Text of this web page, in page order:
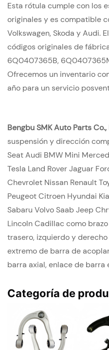
Esta rótula cumple con los
originales y es compatible
Volkswagen, Skoda y Audi.
códigos originales de
6Q0407365B,
Ofrecemos un inventario
año para un servicio
Bengbu SMK Auto Parts Co.,
suspensión y dirección
Seat Audi BMW Mini
Tesla Land Rover Jaguar
Chevrolet Nissan Renault
Peugeot Citroen Hyundai
Sabaru Volvo Saab Jeep
Lincoln Cadillac como
trasero, izquierdo y
extremo de barra de
barra axial, enlace de barra
Categoría de